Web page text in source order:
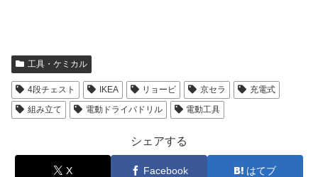
工具・ケミカル
4段チェスト IKEA リョービ 京セラ
充電式
組み立て
電動ドライバドリル 電動工具
シェアする
X Facebook はてブ